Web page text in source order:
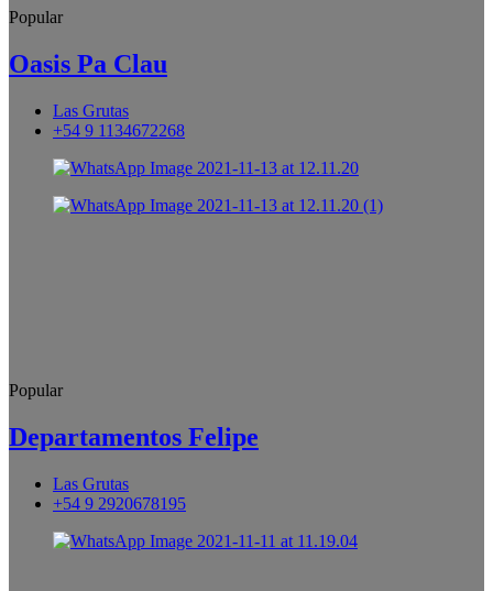
Popular
Oasis Pa Clau
Las Grutas
+54 9 1134672268
Popular
Departamentos Felipe
Las Grutas
+54 9 2920678195